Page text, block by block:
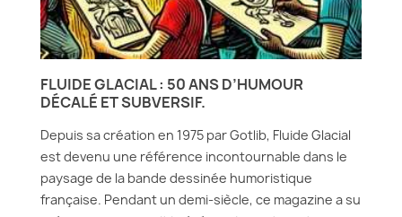
FLUIDE GLACIAL : 50 ANS D’HUMOUR
DÉCALÉ ET SUBVERSIF.
Depuis sa création en 1975 par Gotlib, Fluide Glacial
est devenu une référence incontournable dans le
paysage de la bande dessinée humoristique
française. Pendant un demi-siècle, ce magazine a su